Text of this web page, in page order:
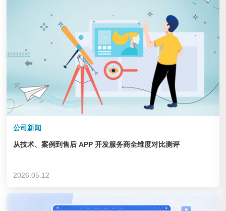
公司新闻
从技术、案例到售后 APP 开发服务商全维度对比测评
2026.05.12